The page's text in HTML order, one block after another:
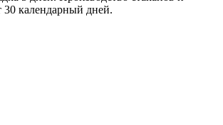
30 календарный дней.